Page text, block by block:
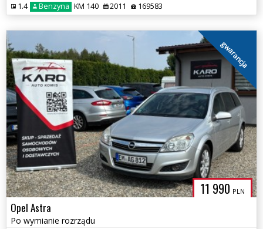
1.4 Benzyna KM 140 2011 169583
11 990 PLN
gwarancja
Opel Astra
Po wymianie rozrządu